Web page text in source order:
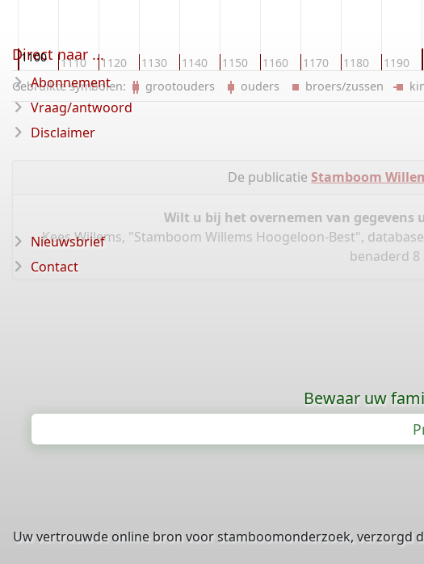
1100 1110 1120 1130 1140 1150 1160 1170 1180 1190
Gebruikte symbolen: grootouders ouders broers/zussen
De publicatieStamboom
Wilt u bij het overnemen van
Kees Willems, "Stamboom Willems Hoogeloon-Best",
benaderd 8
Direct naar ...
Abonnement
Vraag/antwoord
Disclaimer
Nieuwsbrief
Contact
Bewaar uw
Uw vertrouwde online bron voor stamboomonderzoek, verzorgd